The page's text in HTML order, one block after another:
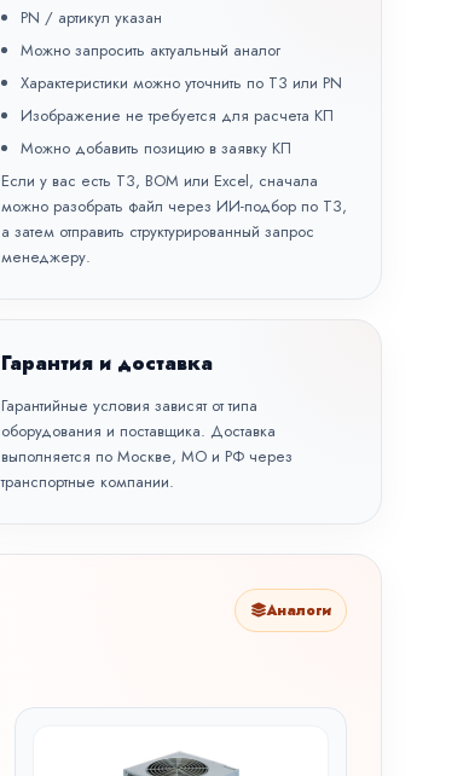
PN / артикул указан
Можно запросить актуальный аналог
Характеристики можно уточнить по ТЗ или PN
Изображение не требуется для расчета КП
Можно добавить позицию в заявку КП
Если у вас есть ТЗ, BOM или Excel, сначала
можно разобрать файл через ИИ-подбор по ТЗ,
а затем отправить структурированный запрос
менеджеру.
Гарантия и доставка
Гарантийные условия зависят от типа
оборудования и поставщика. Доставка
выполняется по Москве, МО и РФ через
транспортные компании.
Аналоги